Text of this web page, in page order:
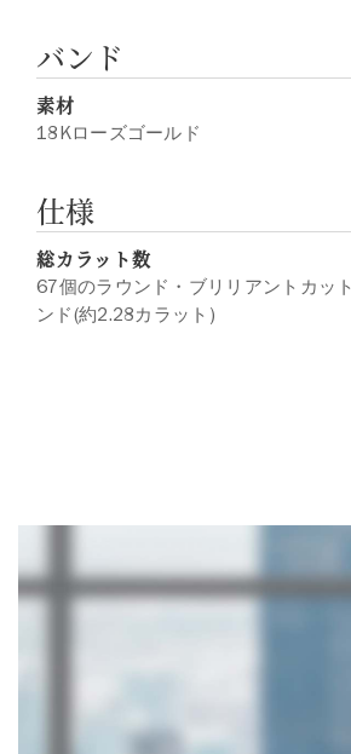
バンド
素材
18Kローズゴールド
仕様
総カラット数
67個のラウンド・ブリリアントカッ
ンド(約2.28カラット)